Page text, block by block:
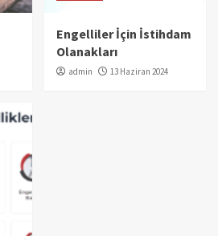
Engelliler İçin İstihdam
Olanakları
admin 13 Haziran 2024